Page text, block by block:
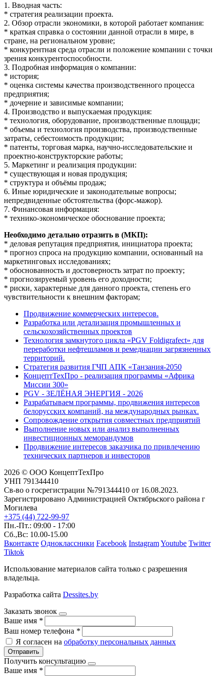
1. Вводная часть:
* стратегия реализации проекта.
2. Обзор отрасли экономики, в которой работает компания:
* краткая справка о состоянии данной отрасли в мире, в
стране, на региональном уровне;
* конкурентная среда отрасли и положение компании с точки
зрения конкурентоспособности.
3. Подробная информация о компании:
* история;
* оценка системы качества производственного процесса
предприятия;
* дочерние и зависимые компании;
4. Производство и выпускаемая продукция:
* технология, оборудование, производственные площади;
* объемы и технология производства, производственные
затраты, себестоимость продукции;
* патенты, торговая марка, научно-исследовательские и
проектно-конструкторские работы;
5. Маркетинг и реализация продукции:
* существующая и новая продукция;
* структура и объёмы продаж;
6. Иные юридические и законодательные вопросы;
непредвиденные обстоятельства (форс-мажор).
7. Финансовая информация:
* технико-экономическое обоснование проекта;
Необходимо детально отразить в (МКП):
* деловая репутация предприятия, инициатора проекта;
* прогноз спроса на продукцию компании, основанный на
маркетинговых исследованиях;
* обоснованность и достоверность затрат по проекту;
* прогнозируемый уровень его доходности;
* риски, характерные для данного проекта, степень его
чувствительности к внешним факторам;
Продвижение коммерческих интересов.
Разработка или детализация промышленных и
сельскохозяйственных проектов
Технология замкнутого цикла «PGV Foldigrafect» для
переработки нефтешламов и ремедиации загрязненных
территорий.
Стратегия развития ГЧП АПК «Танзания-2050
КонцептТехПро - реализация программы «Африка
Миссии 300»
PGV - ЗЕЛЁНАЯ ЭНЕРГИЯ - 2026
Разрабатываем программы, продвижения интересов
белорусских компаний, на международных рынках.
Сопровождение открытия совместных предприятий
Выполнение новых или анализ выполненных
инвестиционных меморандумов
Продвижение интересов заказчика по привлечению
технических партнеров и инвесторов
2026 © ООО КонцептТехПро
УНП 791344410
Св-во о госрегистрации №791344410 от 16.08.2023.
Зарегистрировано Администрацией Октябрьского района г
Могилева
+375 (44) 722-99-97
Пн.-Пт.: 09:00 - 17:00
Сб.,Вс: 10.00-15.00
Вконтакте Одноклассники Facebook InstagramYoutube Twitter
Tiktok
Использование материалов сайта только с разрешения
владельца.
Разработка сайта Dessites.by
Заказать звонок
Ваше имя *
Ваш номер телефона *
Я согласен на обработку персональных данных
Отправить
Получить консультацию
Ваше имя *